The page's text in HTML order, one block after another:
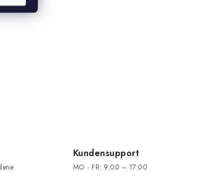
Kundensupport
MO - FR: 9:00 – 17:00